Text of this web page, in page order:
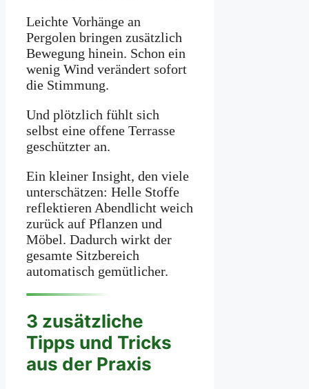
Leichte Vorhänge an
Pergolen bringen zusätzlich
Bewegung hinein. Schon ein
wenig Wind verändert sofort
die Stimmung.
Und plötzlich fühlt sich
selbst eine offene Terrasse
geschützter an.
Ein kleiner Insight, den viele
unterschätzen: Helle Stoffe
reflektieren Abendlicht weich
zurück auf Pflanzen und
Möbel. Dadurch wirkt der
gesamte Sitzbereich
automatisch gemütlicher.
3 zusätzliche
Tipps und Tricks
aus der Praxis